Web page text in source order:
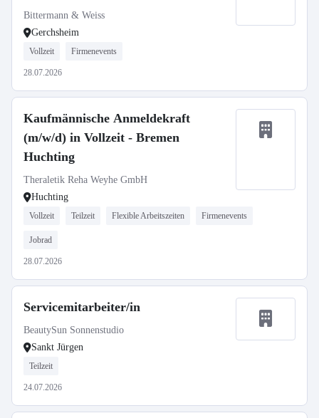
Bittermann & Weiss
Gerchsheim
Vollzeit Firmenevents
28.07.2026
Kaufmännische Anmeldekraft
(m/w/d) in Vollzeit - Bremen
Huchting
Theraletik Reha Weyhe GmbH
Huchting
Vollzeit Teilzeit Flexible Arbeitszeiten Firmenevents
Jobrad
28.07.2026
Servicemitarbeiter/in
BeautySun Sonnenstudio
Sankt Jürgen
Teilzeit
24.07.2026